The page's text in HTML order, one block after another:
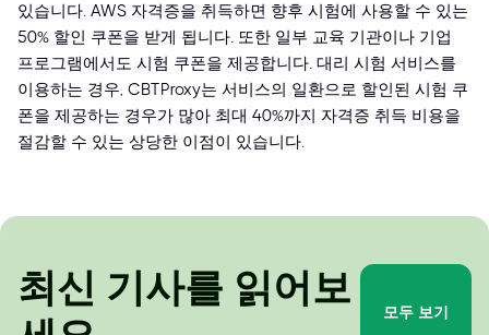
있습니다. AWS 자격증을 취득하면 향후 시험에 사용할 수 있는
50% 할인 쿠폰을 받게 됩니다. 또한 일부 교육 기관이나 기업
프로그램에서도 시험 쿠폰을 제공합니다. 대리 시험 서비스를
이용하는 경우, CBTProxy는 서비스의 일환으로 할인된 시험 쿠
폰을 제공하는 경우가 많아 최대 40%까지 자격증 취득 비용을
절감할 수 있는 상당한 이점이 있습니다.
최신 기사를 읽어보
모두 보기